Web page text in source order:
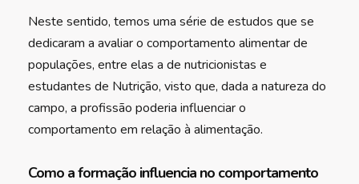
Neste sentido, temos uma série de estudos que se
dedicaram a avaliar o comportamento alimentar de
populações, entre elas a de nutricionistas e
estudantes de Nutrição, visto que, dada a natureza do
campo, a profissão poderia influenciar o
comportamento em relação à alimentação.
Como a formação influencia no comportamento